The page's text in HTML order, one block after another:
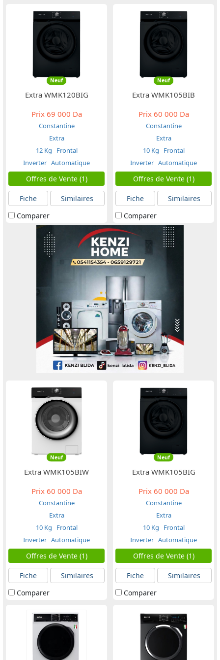
Neuf
Extra WMK120BIG
Prix69 000 Da
Constantine
Extra
12 Kg
Frontal
Inverter Automatique
Offres de Vente (1)
Fiche
Similaires
Comparer
Neuf
Extra WMK105BIB
Prix60 000 Da
Constantine
Extra
10 Kg
Frontal
Inverter Automatique
Offres de Vente (1)
Fiche
Similaires
Comparer
Neuf
Extra WMK105BIW
Prix60 000 Da
Constantine
Extra
10 Kg
Frontal
Inverter Automatique
Offres de Vente (1)
Fiche
Similaires
Comparer
Neuf
Extra WMK105BIG
Prix60 000 Da
Constantine
Extra
10 Kg
Frontal
Inverter Automatique
Offres de Vente (1)
Fiche
Similaires
Comparer